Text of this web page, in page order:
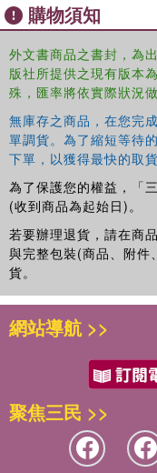
購物須知
外文書商品之書封，為
版社所提供之現有版本
殊，匯率將依實際狀況做
無庫存之商品，在您完
單調貨。為了縮短等待
下單，以獲得最快的取
為了保護您的權益，「
(收到商品為起始日)。
若要辦理退貨，請在商
與完整包裝(商品、附件
貨。
網站導航 >>
聚焦三民 >>